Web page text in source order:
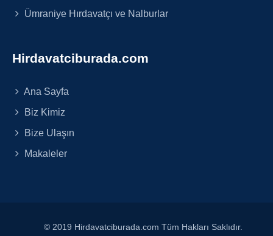
Ümraniye Hırdavatçı ve Nalburlar
Hirdavatciburada.com
Ana Sayfa
Biz Kimiz
Bize Ulaşın
Makaleler
© 2019 Hirdavatciburada.com Tüm Hakları Saklıdır.